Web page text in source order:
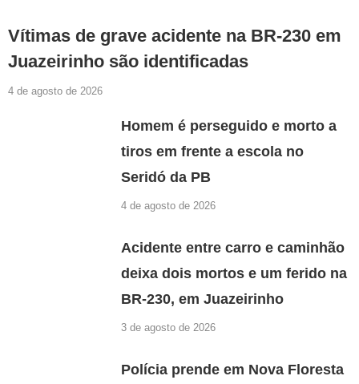
Vítimas de grave acidente na BR-230 em
Juazeirinho são identificadas
4 de agosto de 2026
Homem é perseguido e morto a
tiros em frente a escola no
Seridó da PB
4 de agosto de 2026
Acidente entre carro e caminhão
deixa dois mortos e um ferido na
BR-230, em Juazeirinho
3 de agosto de 2026
Polícia prende em Nova Floresta